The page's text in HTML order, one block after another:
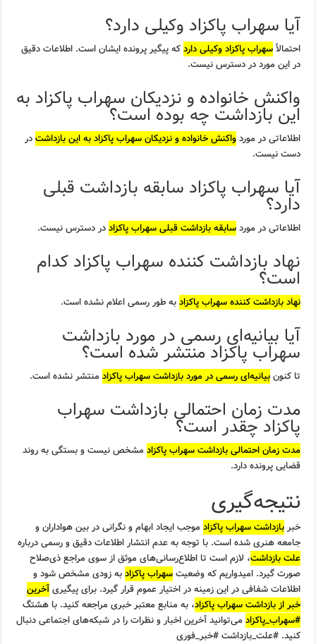
آیا سهراب پاکزاد وکیلی دارد؟
احتمالاًسهراب پاکزاد وکیلی داردکه پیگیر پرونده ایشان است. اطلاعات دقیق
در این مورد در دسترس نیست.
واکنش خانواده و نزدیکان سهراب پاکزاد به
این بازداشت چه بوده است؟
اطلاعاتی در موردواکنش خانواده و نزدیکان سهراب پاکزاد به این بازداشتدر
دست نیست.
آیا سهراب پاکزاد سابقه بازداشت قبلی
دارد؟
اطلاعاتی در موردسابقه بازداشت قبلی سهراب پاکزاددر دسترس نیست.
نهاد بازداشت کننده سهراب پاکزاد کدام
است؟
نهاد بازداشت کننده سهراب پاکزادبه طور رسمی اعلام نشده است.
آیا بیانیه‌ای رسمی در مورد بازداشت
سهراب پاکزاد منتشر شده است؟
تا کنونبیانیه‌ای رسمی در مورد بازداشت سهراب پاکزاد منتشر نشده است.
مدت زمان احتمالی بازداشت سهراب
پاکزاد چقدر است؟
مدت زمان احتمالی بازداشت سهراب پاکزاد مشخص نیست و بستگی به روند
قضایی پرونده دارد.
نتیجه‌گیری
خبربازداشت سهراب پاکزاد موجب ایجاد ابهام و نگرانی در بین هواداران و
جامعه هنری شده است. با توجه به عدم انتشار اطلاعات دقیق و رسمی درباره
علت بازداشت، لازم است تا اطلاع‌رسانی‌های موثق از سوی مراجع ذی‌صلاح
صورت گیرد. امیدواریم که وضعیتسهراب پاکزادبه زودی مشخص شود و
اطلاعات شفافی در این زمینه در اختیار عموم قرار گیرد. برای پیگیریآخرین
خبر از بازداشت سهراب پاکزاد، به منابع معتبر خبری مراجعه کنید. با هشتگ
#سهراب_پاکزاد می‌توانید آخرین اخبار و نظرات را در شبکه‌های اجتماعی دنبال
کنید. #علت_بازداشت #خبر_فوری